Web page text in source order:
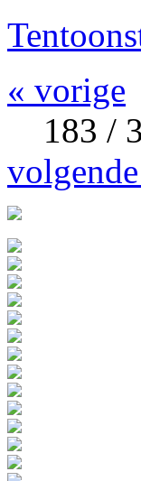
« vorige
183 /